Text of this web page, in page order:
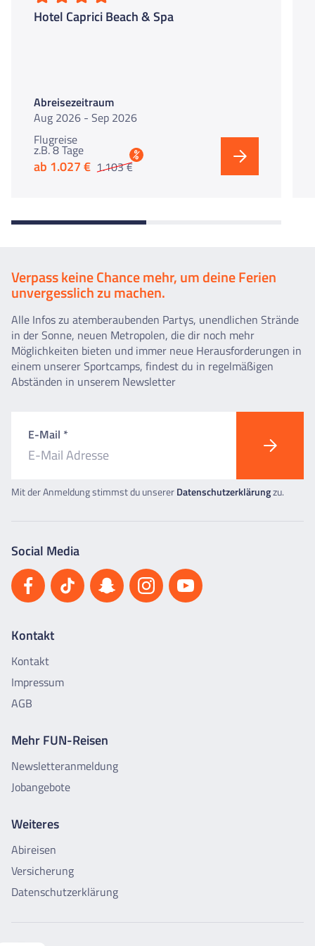
Hotel Caprici Beach & Spa
Abreisezeitraum
Aug 2026 - Sep 2026
Flugreise
z.B. 8 Tage
ab 1.027 € 1.103 €
%
Verpass keine Chance mehr, um deine Ferien
unvergesslich zu machen.
Alle Infos zu atemberaubenden Partys, unendlichen Strände
in der Sonne, neuen Metropolen, die dir noch mehr
Möglichkeiten bieten und immer neue Herausforderungen in
einem unserer Sportcamps, findest du in regelmäßigen
Abständen in unserem Newsletter
E-Mail *
Mit der Anmeldung stimmst du unsererDatenschutzerklärungzu.
Social Media
Kontakt
Kontakt
Impressum
AGB
Mehr FUN-Reisen
Newsletteranmeldung
Jobangebote
Weiteres
Abireisen
Versicherung
Datenschutzerklärung